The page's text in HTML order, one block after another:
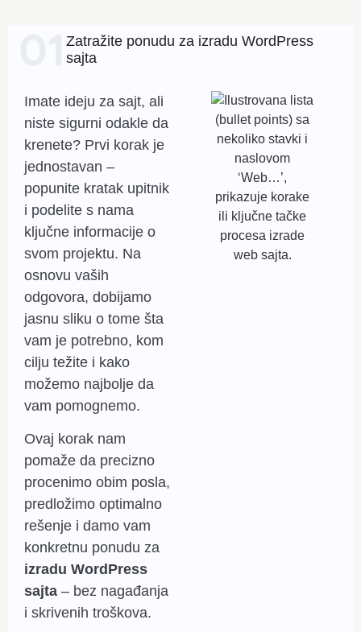
Zatražite ponudu za izradu WordPress
sajta
Imate ideju za sajt, ali
niste sigurni odakle da
krenete? Prvi korak je
jednostavan –
popunite kratak upitnik
i podelite s nama
ključne informacije o
svom projektu. Na
osnovu vaših
odgovora, dobijamo
jasnu sliku o tome šta
vam je potrebno, kom
cilju težite i kako
možemo najbolje da
vam pomognemo.
Ovaj korak nam
pomaže da precizno
procenimo obim posla,
predložimo optimalno
rešenje i damo vam
konkretnu ponudu za
izradu WordPress
sajta – bez nagađanja
i skrivenih troškova.